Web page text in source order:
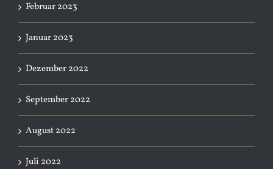
Februar 2023
Januar 2023
Dezember 2022
September 2022
August 2022
Juli 2022